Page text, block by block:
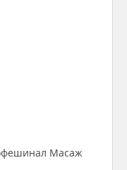
Масаж